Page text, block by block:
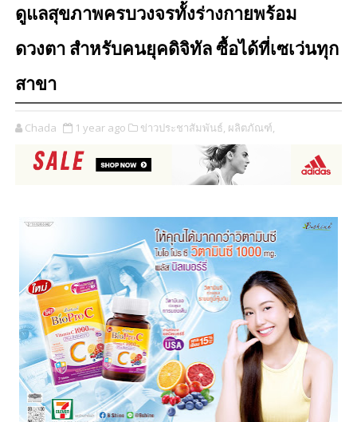
ดูแลสุขภาพครบวงจรทั้งร่างกายพร้อม
ดวงตา สำหรับคนยุคดิจิทัล ซื้อได้ที่เซเว่นทุก
สาขา
Chada 1 year ago ข่าวประชาสัมพันธ์, ผลิตภัณฑ์,